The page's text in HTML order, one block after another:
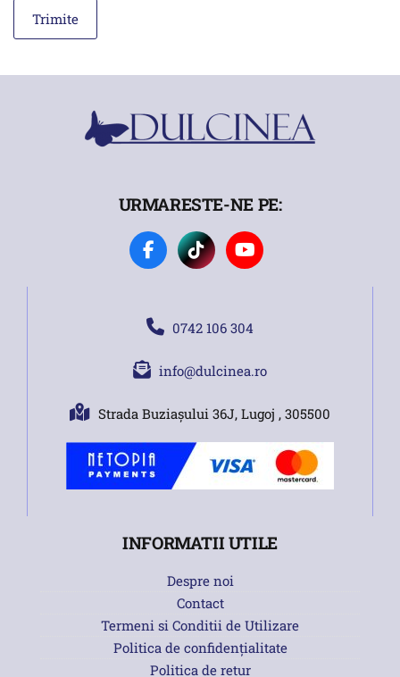
URMARESTE-NE PE:
0742 106 304
info@dulcinea.ro
Strada Buziașului 36J, Lugoj , 305500
INFORMATII UTILE
Despre noi
Contact
Termeni si Conditii de Utilizare
Politica de confidențialitate
Politica de retur